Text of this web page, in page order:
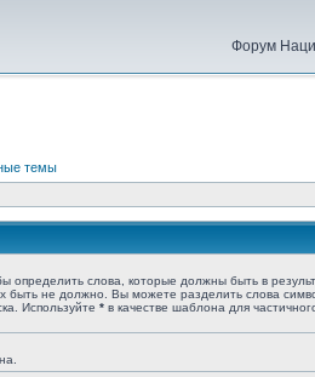
Форум
темы
определить слова, которые должны быть в
быть не должно. Вы можете разделить слова
Используйте * в качестве шаблона для